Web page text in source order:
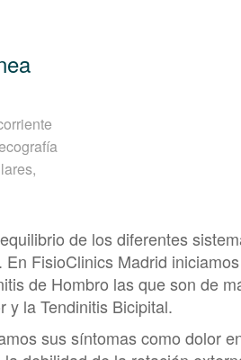
de los diferentes
FisioClinics Madrid
de Hombro las que son de
y la Tendinitis Bicipital.
sus síntomas como dolor